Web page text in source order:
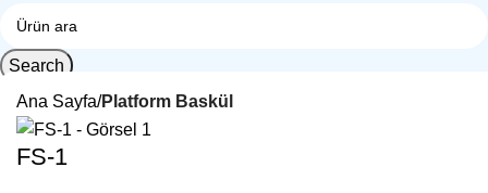
Search
Ana Sayfa Platform Baskül
FS-1